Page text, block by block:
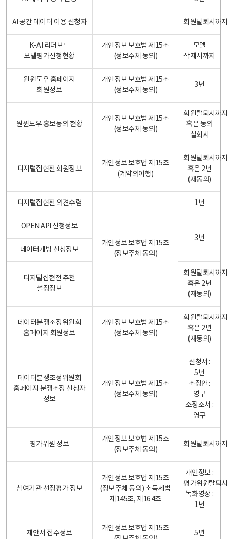
AI 공간 데이터 이용 신청자 회원탈퇴시까
K-AI 리더보드
모델평가신청현황
개인정보 보호법 제15조
(정보주체 동의)
모델
삭제시까지
원윈도우 홈페이지
회원정보
개인정보 보호법 제15조
(정보주체 동의)
3년
원윈도우 홍보동의 현황
개인정보 보호법 제15조
(정보주체 동의)
회원탈퇴시까
혹은 동의
철회시
디지털집현전 회원정보
개인정보 보호법 제15조
(계약의이행)
회원탈퇴시까
혹은 2년
(재동의)
디지털집현전 의견수렴
개인정보 보호법 제15조
(정보주체 동의)
1년
OPEN API 신청정보
3년
데이터개방 신청정보
디지털집현전 추천
설정정보
회원탈퇴시까
혹은 2년
(재동의)
데이터분쟁조정위원회
홈페이지 회원정보
개인정보 보호법 제15조
(정보주체 동의)
회원탈퇴시까
혹은 2년
(재동의)
데이터분쟁조정위원회
홈페이지 분쟁조정 신청자
정보
개인정보 보호법 제15조
(정보주체 동의)
신청서 :
5년
조정안 :
영구
조정조서 :
영구
평가위원 정보
개인정보 보호법 제15조
(정보주체 동의)
회원탈퇴시까
참여기관 선정평가 정보
개인정보 보호법 제15조
(정보주체 동의) 소득세법
제145조, 제164조
개인정보 :
평가위원탈퇴
녹화영상 :
1년
제안서 접수정보
개인정보 보호법 제15조
5년